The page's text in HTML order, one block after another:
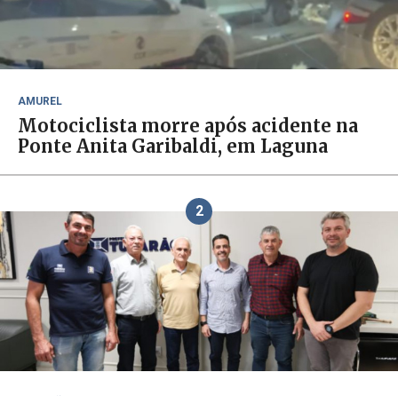
AMUREL
Motociclista morre após acidente na
Ponte Anita Garibaldi, em Laguna
2